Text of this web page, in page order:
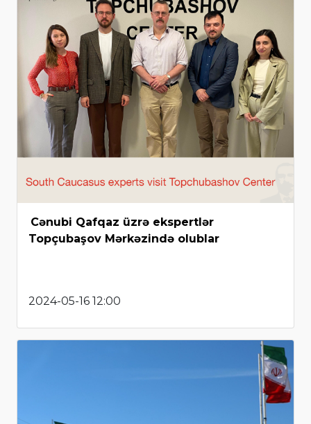
Cənubi Qafqaz üzrə ekspertlər
Topçubaşov Mərkəzində olublar
2024-05-16 12:00